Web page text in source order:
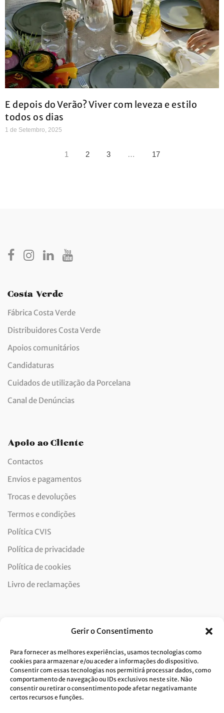
Gerir o Consentimento
Para fornecer as melhores experiências, usamos tecnologias como
cookies para armazenar e/ou aceder a informações do dispositivo.
Consentir com essas tecnologias nos permitirá processar dados, como
comportamento de navegação ou IDs exclusivos neste site. Não
consentir ou retirar o consentimento pode afetar negativamante
certos recursos e funções.
E depois do Verão? Viver com leveza e estilo
todos os dias
1 de Setembro, 2025
1 2 3 … 17
Costa Verde
Fábrica Costa Verde
Distribuidores Costa Verde
Apoios comunitários
Candidaturas
Cuidados de utilização da Porcelana
Canal de Denúncias
Apoio ao Cliente
Contactos
Envios e pagamentos
Trocas e devoluções
Termos e condições
Política CVIS
Política de privacidade
Política de cookies
Livro de reclamações
Dou consentimento ao tratamento de dados e aceito a
política de privacidade.*
A Costa Verde está comprometida com a implementação do RGPD. Para